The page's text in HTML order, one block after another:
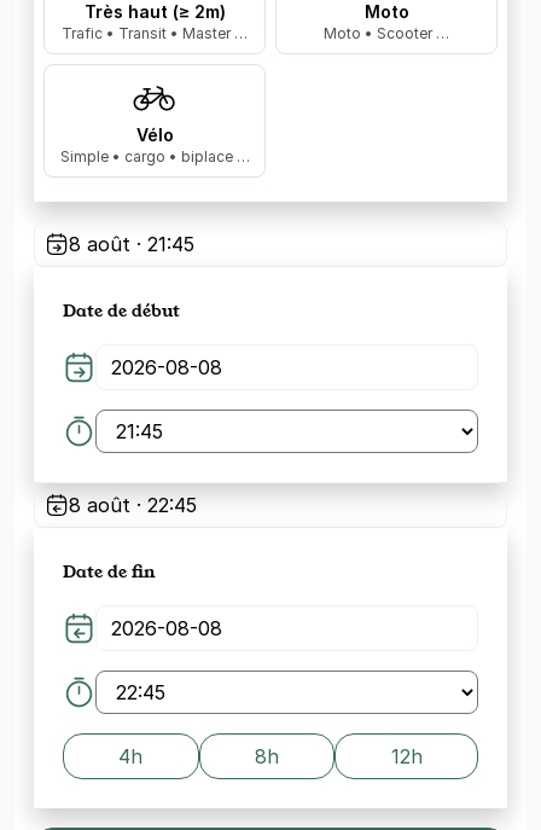
Très haut (≥ 2m)
Trafic • Transit • Master …
Moto
Moto • Scooter …
Vélo
Simple • cargo • biplace …
8 août · 21:45
Date de début
8 août · 22:45
Date de fin
4h 8h 12h